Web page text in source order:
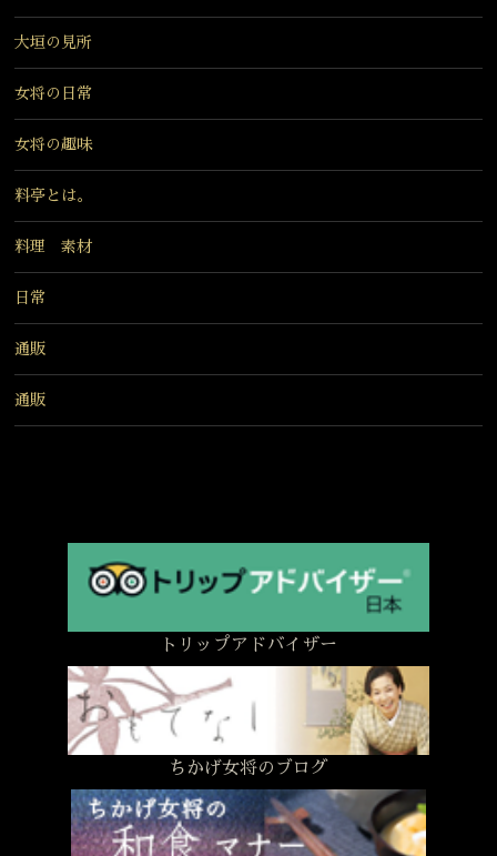
大垣の見所
女将の日常
女将の趣味
料亭とは。
料理 素材
日常
通販
通販
トリップアドバイザー
ちかげ女将のブログ